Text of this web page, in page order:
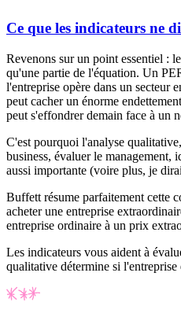
Ce que les indicateurs ne
Revenons sur un point essentiel :
qu'une partie de l'équation. Un
l'entreprise opère dans un secteur
peut cacher un énorme
peut s'effondrer demain face à un
C'est pourquoi l'analyse
business, évaluer le management,
aussi importante (voire plus, je
Buffett résume parfaitement cette
acheter une entreprise
entreprise ordinaire à un prix
Les indicateurs vous aident à
qualitative détermine si